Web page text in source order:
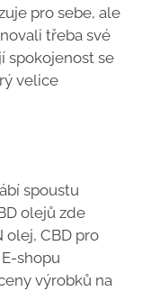
pro sebe, ale
třeba své
spokojenost se
velice
spoustu
olejů zde
olej, CBD pro
shopu
výrobků na